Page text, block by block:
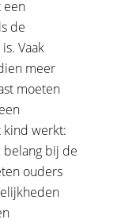
een
de
Vaak
meer
moeten
kind werkt:
belang bij de
ouders